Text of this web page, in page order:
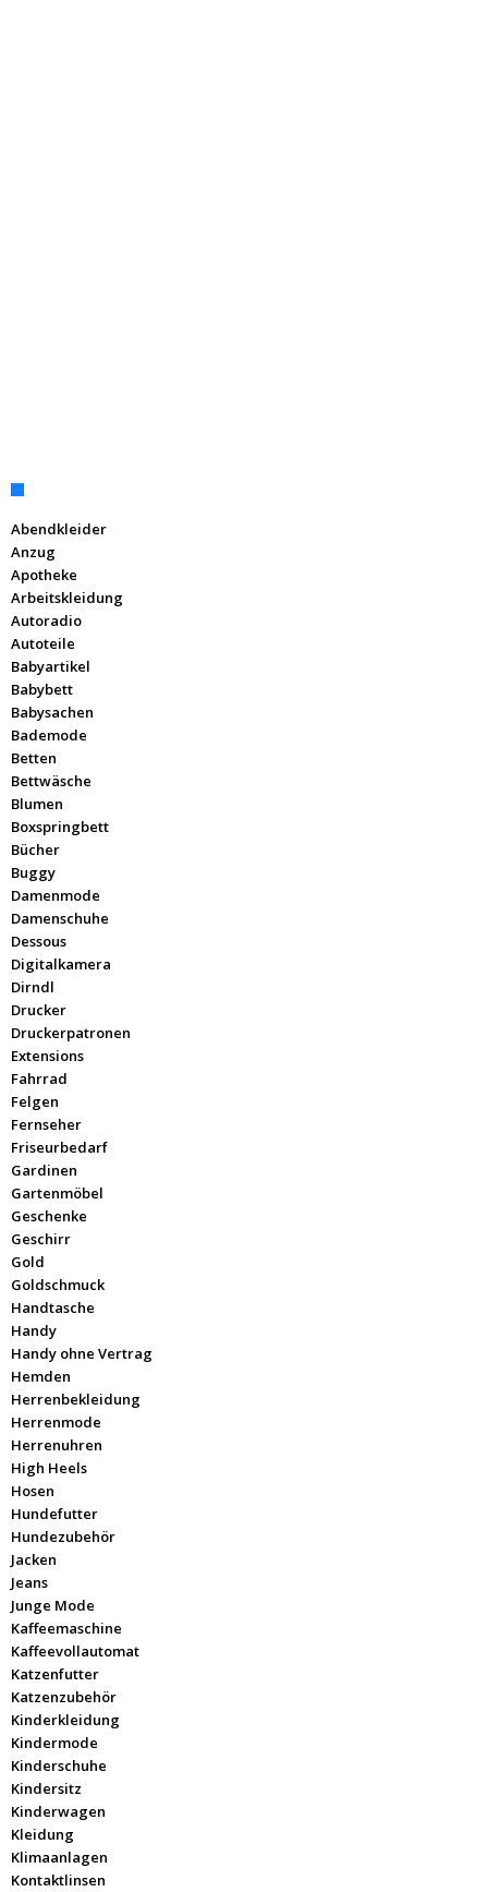
Abendkleider
Anzug
Apotheke
Arbeitskleidung
Autoradio
Autoteile
Babyartikel
Babybett
Babysachen
Bademode
Betten
Bettwäsche
Blumen
Boxspringbett
Bücher
Buggy
Damenmode
Damenschuhe
Dessous
Digitalkamera
Dirndl
Drucker
Druckerpatronen
Extensions
Fahrrad
Felgen
Fernseher
Friseurbedarf
Gardinen
Gartenmöbel
Geschenke
Geschirr
Gold
Goldschmuck
Handtasche
Handy
Handy ohne Vertrag
Hemden
Herrenbekleidung
Herrenmode
Herrenuhren
High Heels
Hosen
Hundefutter
Hundezubehör
Jacken
Jeans
Junge Mode
Kaffeemaschine
Kaffeevollautomat
Katzenfutter
Katzenzubehör
Kinderkleidung
Kindermode
Kinderschuhe
Kindersitz
Kinderwagen
Kleidung
Klimaanlagen
Kontaktlinsen